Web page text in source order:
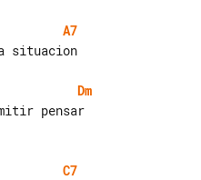
A7
situacion
Dm
pensar
C7